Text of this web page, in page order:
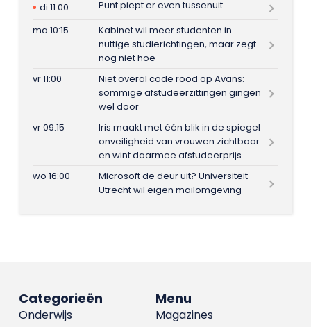
di 11:00
Punt piept er even tussenuit
ma 10:15
Kabinet wil meer studenten in
nuttige studierichtingen, maar zegt
nog niet hoe
vr 11:00
Niet overal code rood op Avans:
sommige afstudeerzittingen gingen
wel door
vr 09:15
Iris maakt met één blik in de spiegel
onveiligheid van vrouwen zichtbaar
en wint daarmee afstudeerprijs
wo 16:00
Microsoft de deur uit? Universiteit
Utrecht wil eigen mailomgeving
Menu
Magazines
Categorieën
Onderwijs